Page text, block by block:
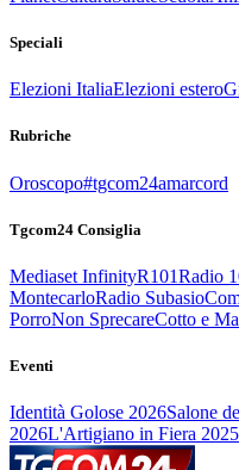
Speciali
Elezioni ItaliaElezioni estero
Rubriche
Oroscopo#tgcom24amarcord
Tgcom24 Consiglia
Mediaset InfinityR101Radio
MontecarloRadio Subasio
PorroNon SprecareCotto e
Eventi
Identità Golose 2026Salone
2026L'Artigiano in Fiera 2025